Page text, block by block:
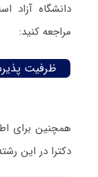
مراجعه کنید:
ظرفیت
همچنین برای
دکترا در این